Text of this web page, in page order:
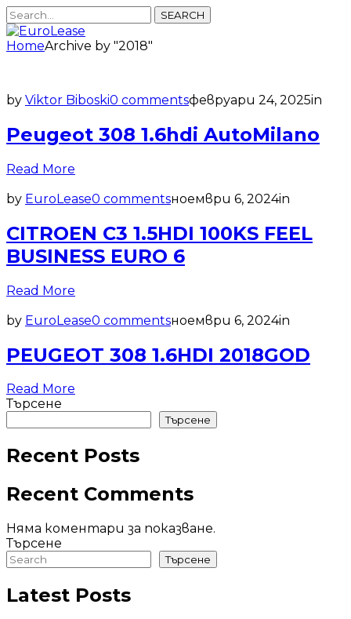
SEARCH
HomeArchive by "2018"
by Viktor Biboski0 commentsфевруари 24, 2025in
Peugeot 308 1.6hdi AutoMilano
Read More
by EuroLease0 commentsноември 6, 2024in
CITROEN C3 1.5HDI 100KS FEEL
BUSINESS EURO 6
Read More
by EuroLease0 commentsноември 6, 2024in
PEUGEOT 308 1.6HDI 2018GOD
Read More
Търсене
Търсене
Recent Posts
Recent Comments
Няма коментари за показване.
Търсене
Търсене
Latest Posts